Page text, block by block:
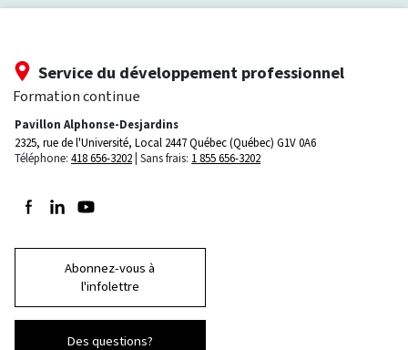
Service du développement professionnel
Formation continue
Pavillon Alphonse-Desjardins
2325, rue de l'Université, Local 2447Québec (Québec) G1V 0A6
Téléphone: 418 656-3202 Sans frais: 1 855 656-3202
Suivez-nous sur Facebook
Suivez-nous sur LinkedIn
Suivez-nous sur Youtube
Abonnez-vous à
l'infolettre
Des questions?